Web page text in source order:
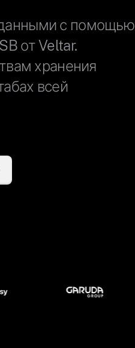
с помощью
от Veltar.
хранения
всей